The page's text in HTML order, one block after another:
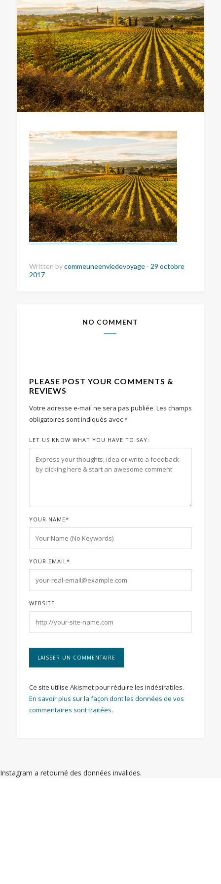
Written bycommeuneenviedevoyage - 29 octobre
2017
NO COMMENT
PLEASE POST YOUR COMMENTS &
REVIEWS
Votre adresse e-mail ne sera pas publiée. Les champs
obligatoires sont indiqués avec*
LET US KNOW WHAT YOU HAVE TO SAY:
YOUR NAME*
YOUR EMAIL*
WEBSITE
Ce site utilise Akismet pour réduire les indésirables.
En savoir plus sur la façon dont les données de vos
commentaires sont traitées.
Instagram a retourné des données invalides.